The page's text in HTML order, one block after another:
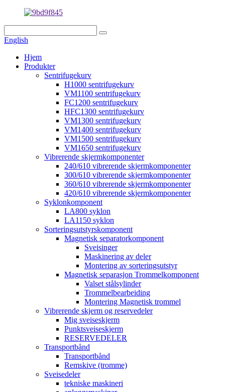
English
Hjem
Produkter
Sentrifugekurv
H1000 sentrifugekurv
VM1100 sentrifugekurv
FC1200 sentrifugekurv
HFC1300 sentrifugekurv
VM1300 sentrifugekurv
VM1400 sentrifugekurv
VM1500 sentrifugekurv
VM1650 sentrifugekurv
Vibrerende skjermkomponenter
240/610 vibrerende skjermkomponenter
300/610 vibrerende skjermkomponenter
360/610 vibrerende skjermkomponenter
420/610 vibrerende skjermkomponenter
Syklonkomponent
LA800 syklon
LA1150 syklon
Sorteringsutstyrskomponent
Magnetisk separatorkomponent
Sveisinger
Maskinering av deler
Montering av sorteringsutstyr
Magnetisk separasjon Trommelkomponent
Valset stålsylinder
Trommelbearbeiding
Montering Magnetisk trommel
Vibrerende skjerm og reservedeler
Mig sveiseskjerm
Punktsveiseskjerm
RESERVEDELER
Transportbånd
Transportbånd
Remskive (tromme)
Sveisedeler
tekniske maskineri